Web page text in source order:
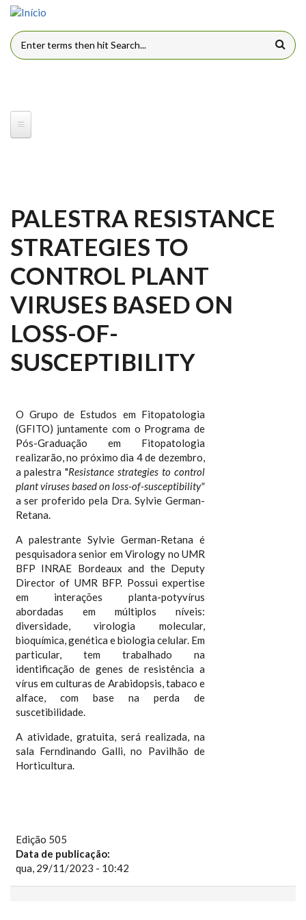
Pular para o conteúdo principal
FORMULÁRIO DE BUSCA
PALESTRA RESISTANCE
STRATEGIES TO
CONTROL PLANT
VIRUSES BASED ON
LOSS-OF-
SUSCEPTIBILITY
O Grupo de Estudos em Fitopatologia
(GFITO) juntamente com o Programa de
Pós-Graduação em Fitopatologia
realizarão, no próximo dia 4 de dezembro,
a palestra "Resistance strategies to control
plant viruses based on loss-of-susceptibility"
a ser proferido pela Dra. Sylvie German-
Retana.
A palestrante Sylvie German-Retana é
pesquisadora senior em Virology no UMR
BFP INRAE Bordeaux and the Deputy
Director of UMR BFP. Possui expertise
em interações planta-potyvírus
abordadas em múltiplos níveis:
diversidade, virologia molecular,
bioquímica, genética e biologia celular. Em
particular, tem trabalhado na
identificação de genes de resistência a
vírus em culturas de Arabidopsis, tabaco e
alface, com base na perda de
suscetibilidade.
A atividade, gratuita, será realizada, na
sala Ferndinando Galli, no Pavilhão de
Horticultura.
Edição 505
Data de publicação:
qua, 29/11/2023 - 10:42